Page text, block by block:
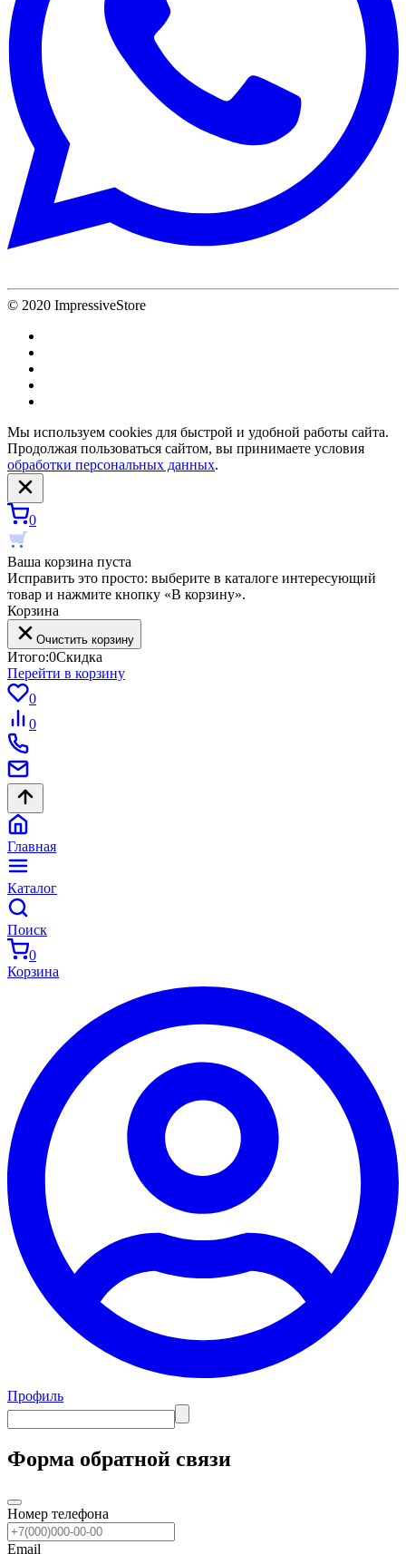
© 2020 ImpressiveStore
Мы используем cookies для быстрой и удобной работы сайта.
Продолжая пользоваться сайтом, вы принимаете условия
обработки персональных данных.
0
Ваша корзина пуста
Исправить это просто: выберите в каталоге интересующий
товар и нажмите кнопку «В корзину».
Корзина
Очистить корзину
Итого:0Скидка
Перейти в корзину
0
0
Главная
Каталог
Поиск
0
Корзина
Профиль
Форма обратной связи
Номер телефона
Email